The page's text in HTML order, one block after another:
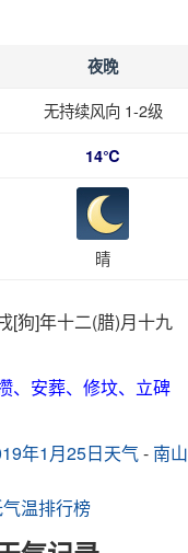
夜晚
无持续风向 1-2级
14℃
晴
[狗]年十二(腊)月十九
、安葬、修坟、立碑
年1月25日天气- 南山
温排行榜